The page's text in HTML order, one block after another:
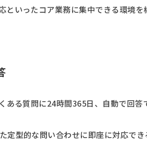
といったコア業務に集中できる環境を
ある質問に24時間365日、自動で回答
定型的な問い合わせに即座に対応で